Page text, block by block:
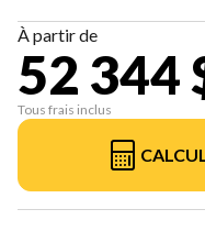
À partir de
52 344
Tous frais inclus